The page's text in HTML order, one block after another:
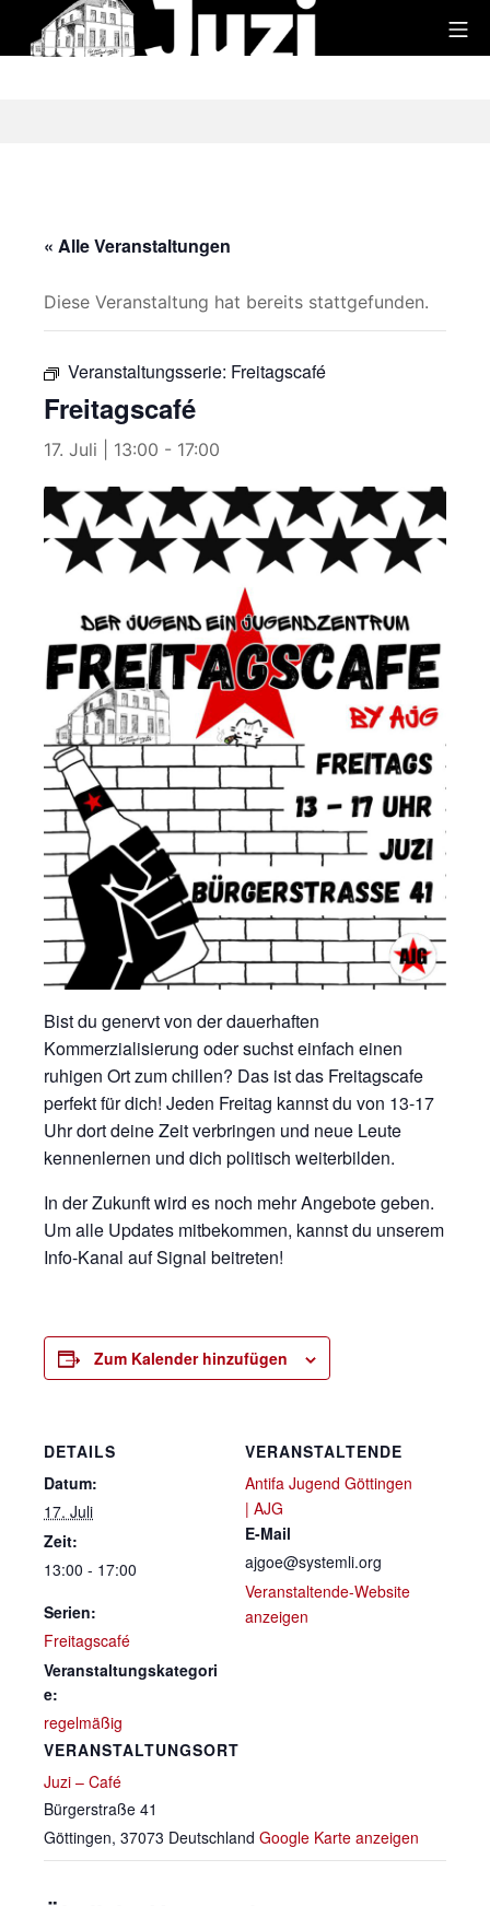
Inhalt
« Alle Veranstaltungen
Diese Veranstaltung hat bereits stattgefunden.
Veranstaltungsserie: Freitagscafé
Freitagscafé
17. Juli | 13:00 - 17:00
Bist du genervt von der dauerhaften
Kommerzialisierung oder suchst einfach einen
ruhigen Ort zum chillen? Das ist das Freitagscafe
perfekt für dich! Jeden Freitag kannst du von 13-17
Uhr dort deine Zeit verbringen und neue Leute
kennenlernen und dich politisch weiterbilden.
In der Zukunft wird es noch mehr Angebote geben.
Um alle Updates mitbekommen, kannst du unserem
Info-Kanal auf Signal beitreten!
Zum Kalender hinzufügen
DETAILS
Datum:
17. Juli
Zeit:
13:00 - 17:00
Serien:
Freitagscafé
Veranstaltungskategori
e:
regelmäßig
VERANSTALTUNGSORT
Juzi – Café
Bürgerstraße 41
Göttingen, 37073 Deutschland Google Karte anzeigen
VERANSTALTENDE
Antifa Jugend Göttingen
| AJG
E-Mail
ajgoe@systemli.org
Veranstaltende-Website
anzeigen